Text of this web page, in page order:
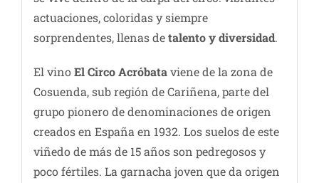
actuaciones, coloridas y siempre
sorprendentes, llenas detalento y diversidad.
El vinoEl Circo Acróbataviene de la zona de
Cosuenda, sub región de Cariñena, parte del
grupo pionero de denominaciones de origen
creados en España en 1932. Los suelos de este
viñedo de más de 15 años son pedregosos y
poco fértiles. La garnacha joven que da origen